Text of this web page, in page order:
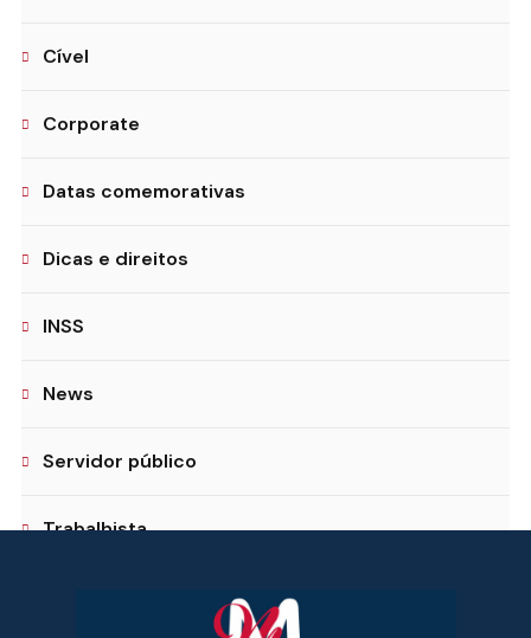
Cível
Corporate
Datas comemorativas
Dicas e direitos
INSS
News
Servidor público
Trabalhista